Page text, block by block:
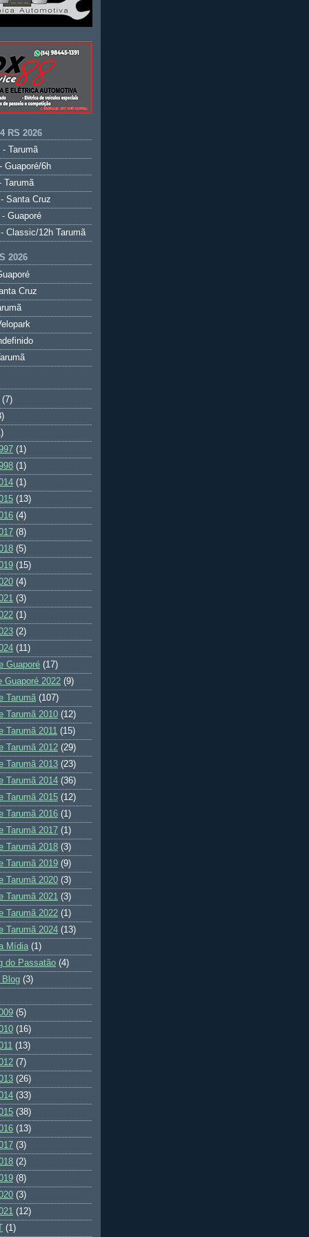
RS 2026
- Tarumã
Guaporé/6h
Tarumã
Santa Cruz
Guaporé
Classic/12h Tarumã
2026
Cruz
(7)
(1)
(1)
(1)
(13)
(4)
(8)
(5)
(15)
(4)
(3)
(1)
(2)
(11)
Guaporé (17)
Guaporé 2022 (9)
Tarumã (107)
Tarumã 2010 (12)
Tarumã 2011 (15)
Tarumã 2012 (29)
Tarumã 2013 (23)
Tarumã 2014 (36)
Tarumã 2015 (12)
Tarumã 2016 (1)
Tarumã 2017 (1)
Tarumã 2018 (3)
Tarumã 2019 (9)
Tarumã 2020 (3)
Tarumã 2021 (3)
Tarumã 2022 (1)
Tarumã 2024 (13)
Mídia (1)
do Passatão (4)
Blog (3)
(5)
(16)
(13)
(7)
(26)
(33)
(38)
(13)
(3)
(2)
(8)
(3)
(12)
(1)